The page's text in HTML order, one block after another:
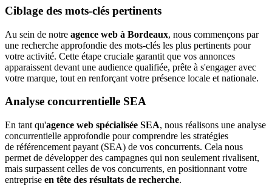
Ciblage des mots-clés pertinents
Au sein de notre agence web à Bordeaux, nous commençons par
une recherche approfondie des mots-clés les plus pertinents pour
votre activité. Cette étape cruciale garantit que vos annonces
apparaissent devant une audience qualifiée, prête à s'engager avec
votre marque, tout en renforçant votre présence locale et nationale.
Analyse concurrentielle SEA
En tant qu'agence web spécialisée SEA, nous réalisons une analyse
concurrentielle approfondie pour comprendre les stratégies
de référencement payant (SEA) de vos concurrents. Cela nous
permet de développer des campagnes qui non seulement rivalisent,
mais surpassent celles de vos concurrents, en positionnant votre
entreprise en tête des résultats de recherche.